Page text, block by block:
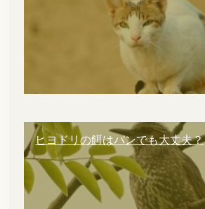
ヒヨドリの餌はパンでも大丈夫？